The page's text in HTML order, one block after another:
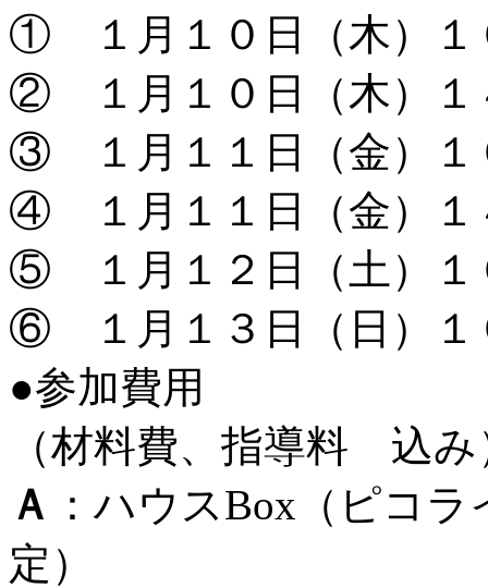
① １月１０日（木）１
② １月１０日（木）１
③ １月１１日（金）１
④ １月１１日（金）１
⑤ １月１２日（土）１
⑥ １月１３日（日）１
●参加費用
（材料費、指導料 込み
Ａ ：ハウスBox（ピコ
定）